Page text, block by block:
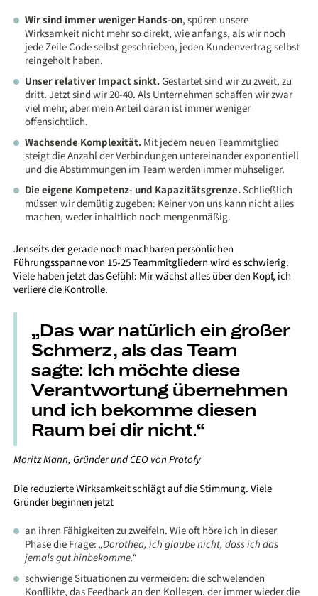
Wir sind immer weniger Hands-on, spüren unsere
Wirksamkeit nicht mehr so direkt, wie anfangs, als wir noch
jede Zeile Code selbst geschrieben, jeden Kundenvertrag selbst
reingeholt haben.
Unser relativer Impact sinkt.Gestartet sind wir zu zweit, zu
dritt. Jetzt sind wir 20-40. Als Unternehmen schaffen wir zwar
viel mehr, aber mein Anteil daran ist immer weniger
offensichtlich.
Wachsende Komplexität.Mit jedem neuen Teammitglied
steigt die Anzahl der Verbindungen untereinander exponentiell
und die Abstimmungen im Team werden immer mühseliger.
Die eigene Kompetenz- und Kapazitätsgrenze.Schließlich
müssen wir demütig zugeben: Keiner von uns kann nicht alles
machen, weder inhaltlich noch mengenmäßig.
Jenseits der gerade noch machbaren persönlichen
Führungsspanne von 15-25 Teammitgliedern wird es schwierig.
Viele haben jetzt das Gefühl: Mir wächst alles über den Kopf, ich
verliere die Kontrolle.
„Das war natürlich ein großer
Schmerz, als das Team
sagte: Ich möchte diese
Verantwortung übernehmen
und ich bekomme diesen
Raum bei dir nicht.“
Moritz Mann, Gründer und CEO von Protofy
Die reduzierte Wirksamkeit schlägt auf die Stimmung. Viele
Gründer beginnen jetzt
an ihren Fähigkeiten zu zweifeln. Wie oft höre ich in dieser
Phase die Frage:„Dorothea, ich glaube nicht, dass ich das
jemals gut hinbekomme.“
schwierige Situationen zu vermeiden: die schwelenden
Konflikte, das Feedback an den Kollegen, der immer wieder die